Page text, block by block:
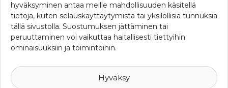
hyväksyminen antaa meille mahdollisuuden käsitellä
tietoja, kuten selauskäyttäytymistä tai yksilöllisiä tunnuksia
tällä sivustolla. Suostumuksen jättäminen tai
peruuttaminen voi vaikuttaa haitallisesti tiettyihin
ominaisuuksiin ja toimintoihin.
Hyväksy
Ilmoittautuminen on päättynyt
KATEGORIAT
Muut koulutukset
SRHY:n seminaarit
Yhdistyskokoukset